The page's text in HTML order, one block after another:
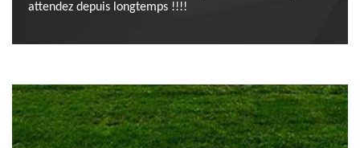
attendez depuis longtemps !!!!